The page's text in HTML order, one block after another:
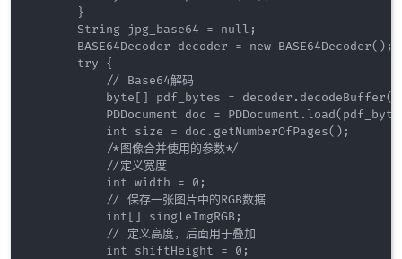
       }
       String jpg_base64 = null;
       BASE64Decoder decoder = new BASE64Decoder();
       try {
           // Base64解码
byte[] pdf_bytes =
PDDocument doc =
           int size = doc.getNumberOfPages();
           /*图像合并使用的参数*/
           //定义宽度
           int width = 0;
           // 保存一张图片中的RGB数据
           int[] singleImgRGB;
           // 定义高度，后面用于叠加
           int shiftHeight = 0;